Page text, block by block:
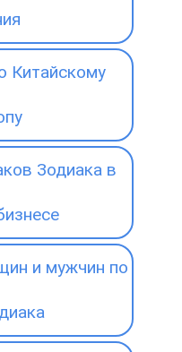
Китайскому
Зодиака в
и мужчин по